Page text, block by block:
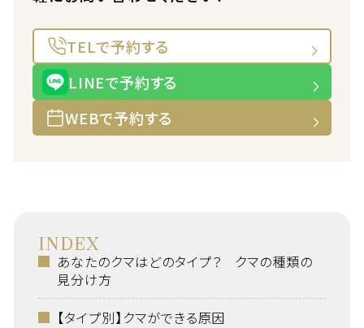
TELで予約する
LINEで予約する
WEBで予約する
INDEX
あなたのクマはどのタイプ？ クマの種類の
見分け方
【タイプ別】クマができる原因